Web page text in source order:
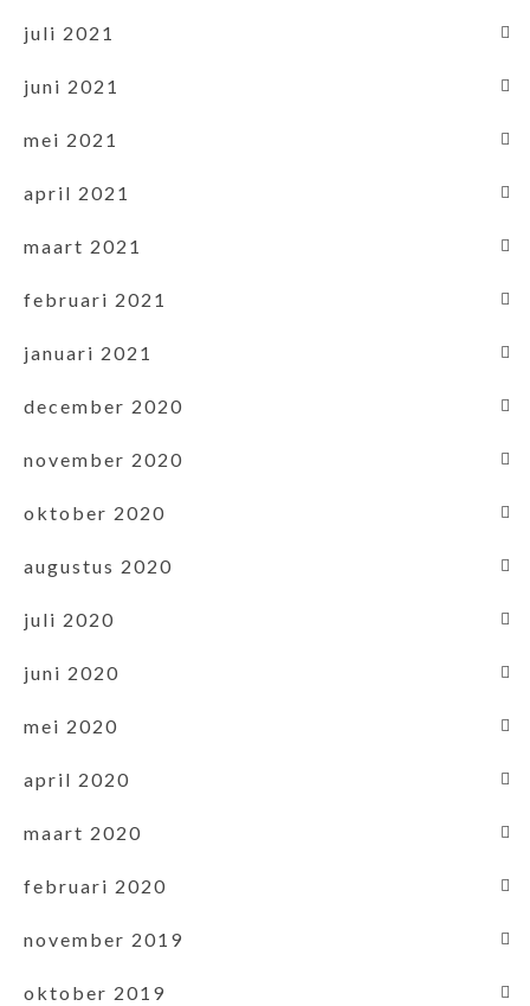
juli 2021
juni 2021
mei 2021
april 2021
maart 2021
februari 2021
januari 2021
december 2020
november 2020
oktober 2020
augustus 2020
juli 2020
juni 2020
mei 2020
april 2020
maart 2020
februari 2020
november 2019
oktober 2019